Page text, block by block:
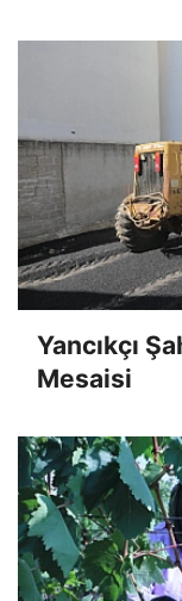
Yancıkçı
Mesaisi